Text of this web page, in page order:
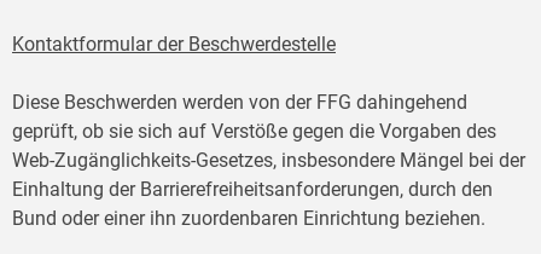
Kontaktformular der Beschwerdestelle
Diese Beschwerden werden von der FFG dahingehend
geprüft, ob sie sich auf Verstöße gegen die Vorgaben des
Web-Zugänglichkeits-Gesetzes, insbesondere Mängel bei der
Einhaltung der Barrierefreiheitsanforderungen, durch den
Bund oder einer ihn zuordenbaren Einrichtung beziehen.